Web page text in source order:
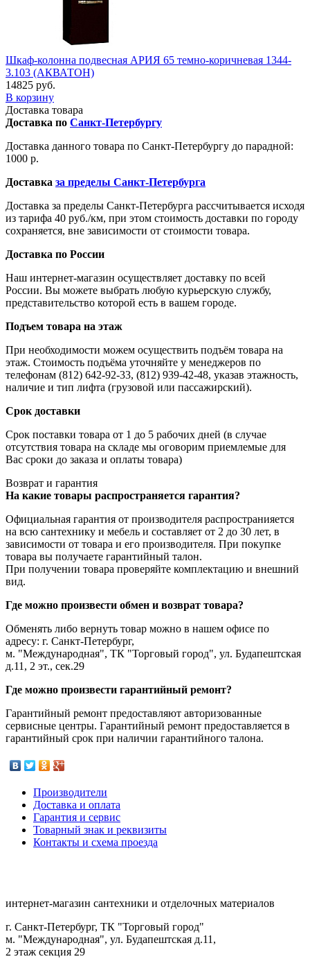
Шкаф-колонна подвесная АРИЯ 65 темно-коричневая 1344-
3.103 (АКВАТОН)
14825 руб.
В корзину
Доставка товара
Доставка по Санкт-Петербургу
Доставка данного товара по Санкт-Петербургу до парадной:
1000 р.
Доставка за пределы Санкт-Петербурга
Доставка за пределы Санкт-Петербурга рассчитывается исходя
из тарифа 40 руб./км, при этом стоимость доставки по городу
сохраняется, вне зависимости от стоимости товара.
Доставка по России
Наш интернет-магазин осуществляет доставку по всей
России. Вы можете выбрать любую курьерскую службу,
представительство которой есть в вашем городе.
Подъем товара на этаж
При необходимости можем осуществить подъём товара на
этаж. Стоимость подъёма уточняйте у менеджеров по
телефонам (812) 642-92-33, (812) 939-42-48, указав этажность,
наличие и тип лифта (грузовой или пассажирский).
Срок доставки
Срок поставки товара от 1 до 5 рабочих дней (в случае
отсутствия товара на складе мы оговорим приемлемые для
Вас сроки до заказа и оплаты товара)
Возврат и гарантия
На какие товары распространяется гарантия?
Официальная гарантия от производителя распространияется
на всю сантехнику и мебель и составляет от 2 до 30 лет, в
зависимости от товара и его производителя. При покупке
товара вы получаете гарантийный талон.
При получении товара проверяйте комплектацию и внешний
вид.
Где можно произвести обмен и возврат товара?
Обменять либо вернуть товар можно в нашем офисе по
адресу: г. Санкт-Петербург,
м. "Международная", ТК "Торговый город", ул. Будапештская
д.11, 2 эт., сек.29
Где можно произвести гарантийный ремонт?
Гарантийный ремонт предоставляют авторизованные
сервисные центры. Гарантийный ремонт предоставляется в
гарантийный срок при наличии гарантийного талона.
Производители
Доставка и оплата
Гарантия и сервис
Товарный знак и реквизиты
Контакты и схема проезда
интернет-магазин сантехники и отделочных материалов
г. Санкт-Петербург, ТК "Торговый город"
м. "Международная", ул. Будапештская д.11,
2 этаж секция 29